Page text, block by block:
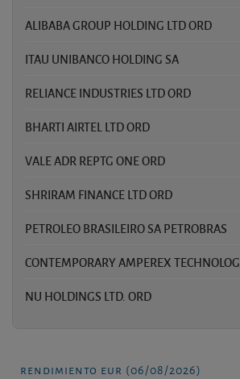
ALIBABA GROUP HOLDING LTD ORD
ITAU UNIBANCO HOLDING SA
RELIANCE INDUSTRIES LTD ORD
BHARTI AIRTEL LTD ORD
VALE ADR REPTG ONE ORD
SHRIRAM FINANCE LTD ORD
PETROLEO BRASILEIRO SA PETROBRAS
CONTEMPORARY AMPEREX
NU HOLDINGS LTD. ORD
rendimiento eur (06/08/2026)